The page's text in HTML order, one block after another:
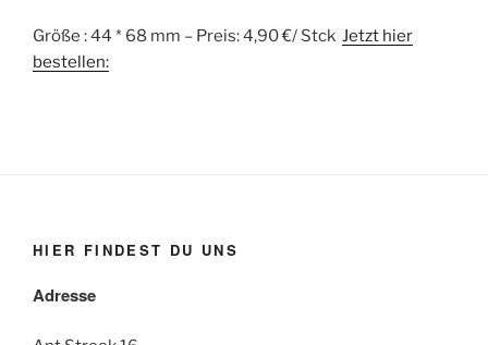
Größe : 44 * 68 mm – Preis: 4,90 €/ Stck Jetzt hier
bestellen:
HIER FINDEST DU UNS
Adresse